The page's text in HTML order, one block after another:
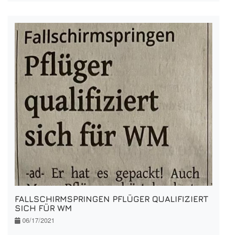
FALLSCHIRMSPRINGEN PFLÜGER QUALIFIZIERT
SICH FÜR WM
06/17/2021